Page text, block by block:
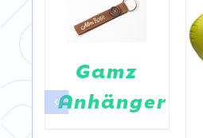
Gamz
Anhänger